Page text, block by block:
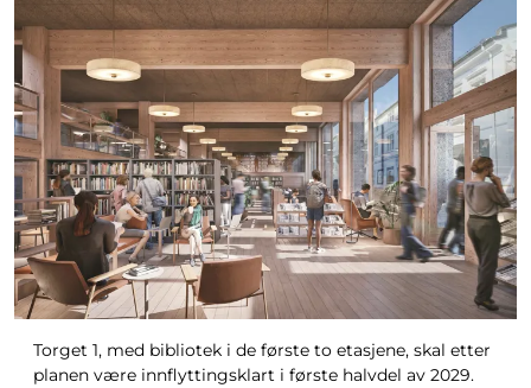
Torget 1, med bibliotek i de første to etasjene, skal etter
planen være innflyttingsklart i første halvdel av 2029.